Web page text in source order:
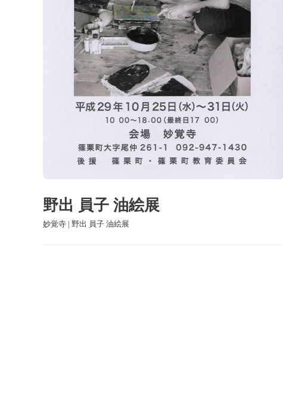
野出 員子 油絵展
妙覚寺 | 野出 員子 油絵展